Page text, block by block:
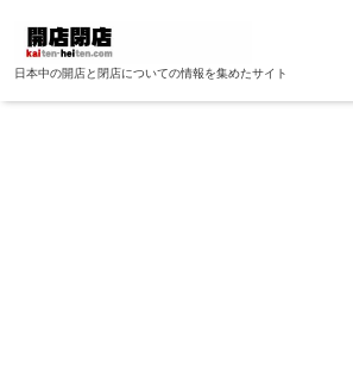
日本中の開店と閉店についての情報を集めたサイト